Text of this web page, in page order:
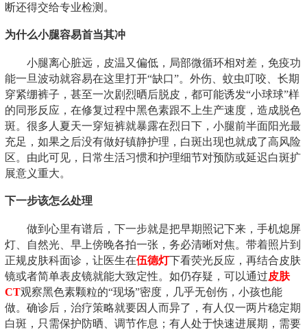
断还得交给专业检测。
为什么小腿容易首当其冲
小腿离心脏远，皮温又偏低，局部微循环相对差，免疫功
能一旦波动就容易在这里打开“缺口”。外伤、蚊虫叮咬、长期
穿紧绷裤子，甚至一次剧烈晒后脱皮，都可能诱发“小球球”样
的同形反应，在修复过程中黑色素跟不上生产速度，造成脱色
斑。很多人夏天一穿短裤就暴露在烈日下，小腿前半面阳光最
充足，如果之后没有做好镇静护理，白斑出现也就成了高风险
区。由此可见，日常生活习惯和护理细节对预防或延迟白斑扩
展意义重大。
下一步该怎么处理
做到心里有谱后，下一步就是把早期照记下来，手机熄屏
灯、自然光、早上傍晚各拍一张，务必清晰对焦。带着照片到
正规皮肤科面诊，让医生在伍德灯下看荧光反应，再结合皮肤
镜或者简单表皮镜就能大致定性。如仍存疑，可以通过皮肤
CT观察黑色素颗粒的“现场”密度，几乎无创伤，小孩也能
做。确诊后，治疗策略就要因人而异了，有人仅一两片稳定期
白斑，只需保护防晒、调节作息；有人处于快速进展期，需要